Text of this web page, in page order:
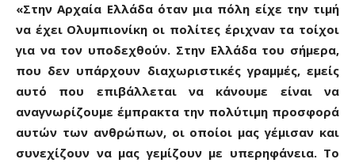
«Στην Αρχαία Ελλάδα όταν μια πόλη είχε την τιμή
να έχει Ολυμπιονίκη οι πολίτες έριχναν τα τοίχοι
για να τον υποδεχθούν. Στην Ελλάδα του σήμερα,
που δεν υπάρχουν διαχωριστικές γραμμές, εμείς
αυτό που επιβάλλεται να κάνουμε είναι να
αναγνωρίζουμε έμπρακτα την πολύτιμη προσφορά
αυτών των ανθρώπων, οι οποίοι μας γέμισαν και
συνεχίζουν να μας γεμίζουν με υπερηφάνεια. Το